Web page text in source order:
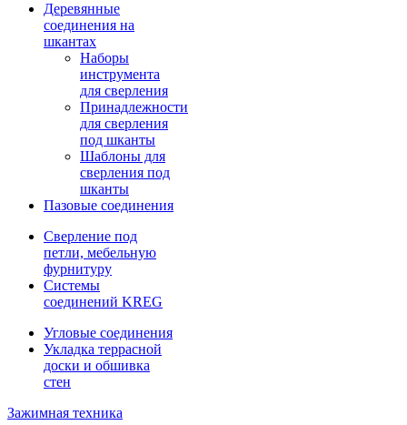
Деревянные
соединения на
шкантах
Наборы
инструмента
для сверления
Принадлежности
для сверления
под шканты
Шаблоны для
сверления под
шканты
Пазовые соединения
Сверление под
петли, мебельную
фурнитуру
Системы
соединений KREG
Угловые соединения
Укладка террасной
доски и обшивка
стен
Зажимная техника